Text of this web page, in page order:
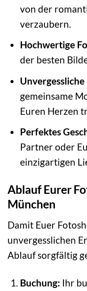
von der
verzaubern.
Hochwertige
der besten
gemeinsame
Euren Herzen
Perfektes
Partner oder
einzigartigen
Ablauf Eurer
München
Damit Euer
unvergesslichen
Ablauf sorgfältig
Buchung: Ihr